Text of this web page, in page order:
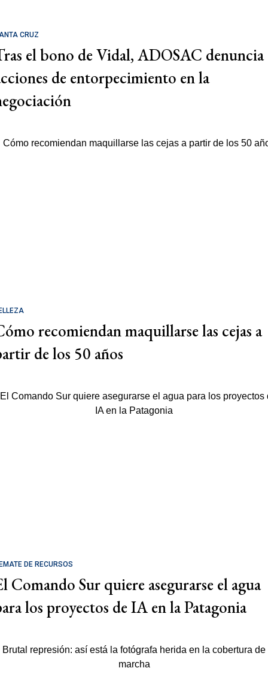
CRUZ
el bono de Vidal, ADOSAC denuncia
de entorpecimiento en la
recomiendan maquillarse las cejas a
de los 50 años
DE RECURSOS
Comando Sur quiere asegurarse el agua
los proyectos de IA en la Patagonia